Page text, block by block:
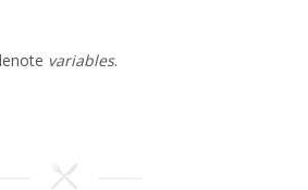
variables.